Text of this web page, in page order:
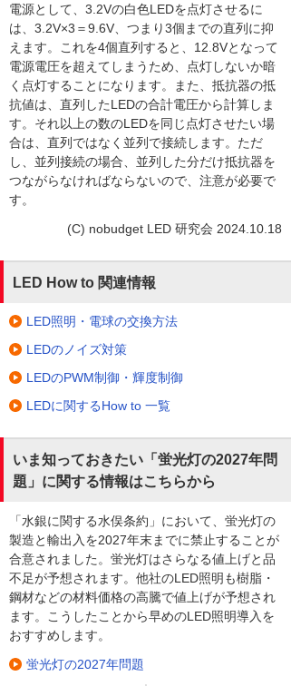
電源として、3.2Vの白色LEDを点灯させるに
は、3.2V×3＝9.6V、つまり3個までの直列に抑
えます。これを4個直列すると、12.8Vとなって
電源電圧を超えてしまうため、点灯しないか暗
く点灯することになります。また、抵抗器の抵
抗値は、直列したLEDの合計電圧から計算しま
す。それ以上の数のLEDを同じ点灯させたい場
合は、直列ではなく並列で接続します。ただ
し、並列接続の場合、並列した分だけ抵抗器を
つながらなければならないので、注意が必要で
す。
(C) nobudget LED 研究会 2024.10.18
LED How to 関連情報
LED照明・電球の交換方法
LEDのノイズ対策
LEDのPWM制御・輝度制御
LEDに関するHow to 一覧
いま知っておきたい「蛍光灯の2027年問
題」に関する情報はこちらから
「水銀に関する水俣条約」において、蛍光灯の
製造と輸出入を2027年末までに禁止することが
合意されました。蛍光灯はさらなる値上げと品
不足が予想されます。他社のLED照明も樹脂・
鋼材などの材料価格の高騰で値上げが予想され
ます。こうしたことから早めのLED照明導入を
おすすめします。
蛍光灯の2027年問題